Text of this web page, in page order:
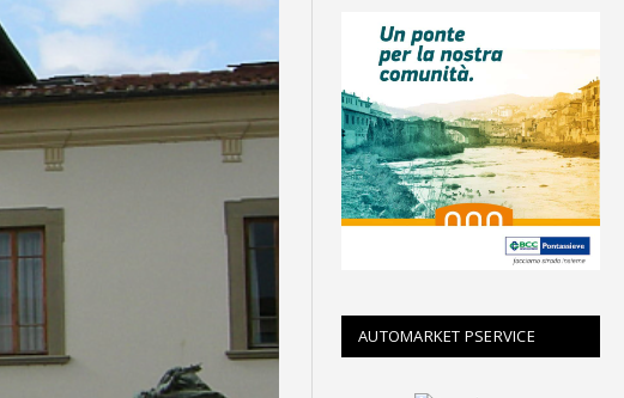
AUTOMARKET PSERVICE